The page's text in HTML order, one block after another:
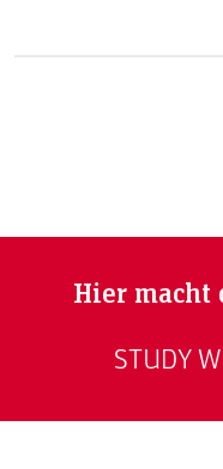
Hier macht
STUDY